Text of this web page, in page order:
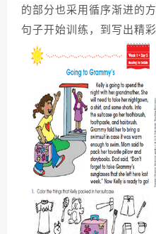
的部分也采用循序渐进的
句子开始训练，到写出精彩